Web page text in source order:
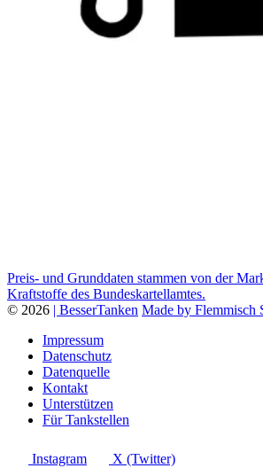
Preis- und Grunddaten stammen von der
Kraftstoffe des Bundeskartellamtes.
© 2026 | BesserTanken Made by Flemmisch
Impressum
Datenschutz
Datenquelle
Kontakt
Unterstützen
Für Tankstellen
Instagram X (Twitter)